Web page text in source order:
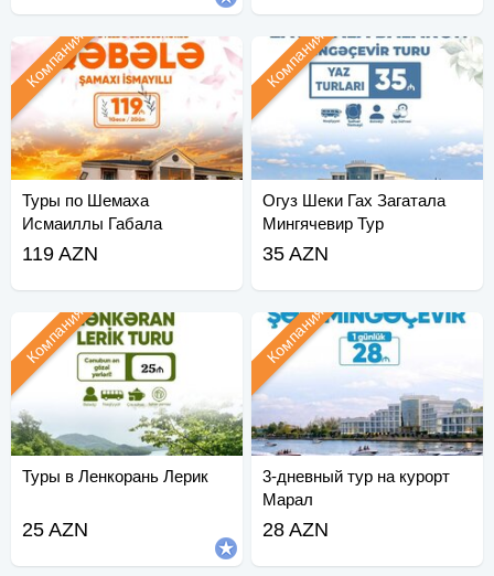
Туры по Шемаха
Исмаиллы Габала
Компания
119 AZN
Огуз Шеки Гах Загатала
Мингячевир Тур
Компания
35 AZN
Туры в Ленкорань Лерик
Компания
25 AZN
3-дневный тур на курорт
Марал
Компания
28 AZN